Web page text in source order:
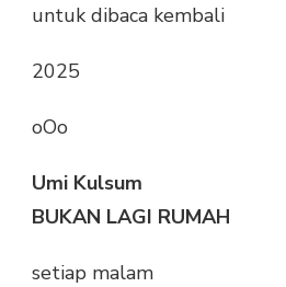
untuk dibaca kembali
2025
oOo
Umi Kulsum
BUKAN LAGI RUMAH
setiap malam